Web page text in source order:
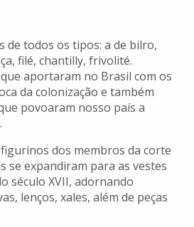
de todos os tipos: a de bilro,
filé, chantilly, frivolité.
aportaram no Brasil com os
da colonização e também
povoaram nosso país a
dos membros da corte
se expandiram para as vestes
século XVII, adornando
lenços, xales, além de peças